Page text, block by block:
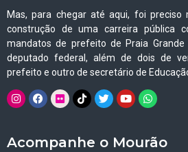
Mas, para chegar até aqui, foi preciso
construção de uma carreira pública
mandatos de prefeito de Praia
deputado federal, além de dois de
prefeito e outro de secretário de
Acompanhe o Mourão